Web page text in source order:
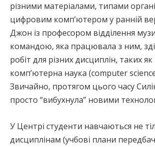
різними матеріалами, типами
цифровим комп’ютером у ранній
Джон із професором відділення
командою, яка працювала з ним,
робіт для різних дисциплін, таких як
комп’ютерна наука (computer
Звичайно, протягом цього часу
просто “вибухнула” новими
У Центрі студенти навчаються не
дисциплінам (учбові плани